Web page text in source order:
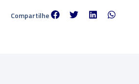
Compartilhe